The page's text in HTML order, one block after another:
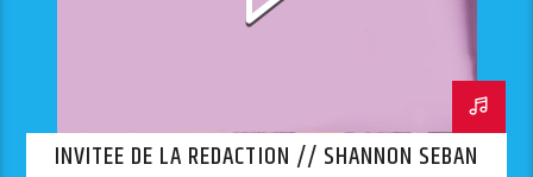
INVITEE DE LA REDACTION // SHANNON SEBAN